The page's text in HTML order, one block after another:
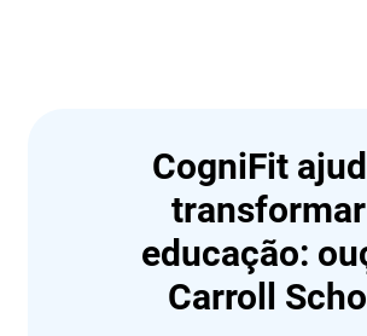
CogniFit
educação:
Carroll